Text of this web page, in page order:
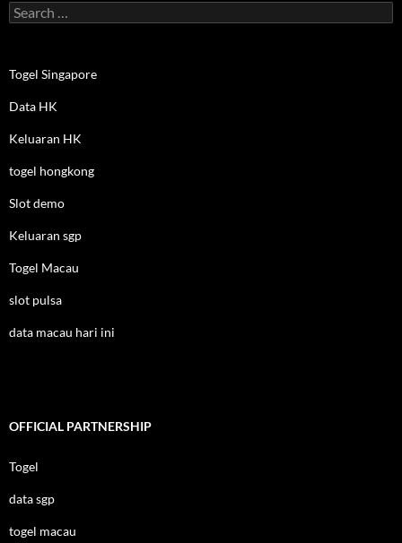
Search
for:
Togel Singapore
Data HK
Keluaran HK
togel hongkong
Slot demo
Keluaran sgp
Togel Macau
slot pulsa
data macau hari ini
OFFICIAL PARTNERSHIP
Togel
data sgp
togel macau